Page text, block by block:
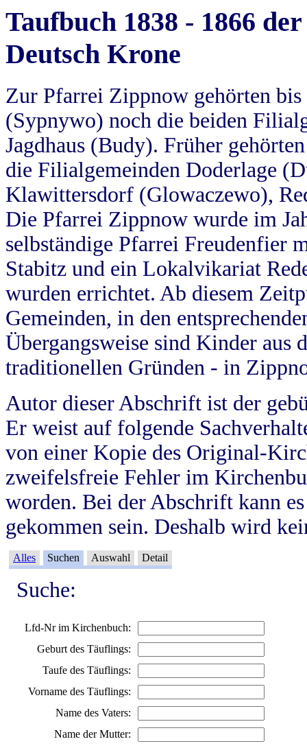
Taufbuch 1838 - 1866
Deutsch Krone
Zur Pfarrei Zippnow gehörten
(Sypnywo) noch die beiden
Jagdhaus (Budy). Früher
die Filialgemeinden Doderlage
Klawittersdorf (Glowaczewo),
Die Pfarrei Zippnow wurde im
selbständige Pfarrei Freudenfier
Stabitz und ein Lokalvikariat
wurden errichtet. Ab diesem
Gemeinden, in den
Übergangsweise sind Kinder aus
traditionellen Gründen - in
Autor dieser Abschrift ist der
Er weist auf folgende
von einer Kopie des Original-
zweifelsfreie Fehler im
worden. Bei der Abschrift kann
gekommen sein. Deshalb wird
Alles Suchen Auswahl Detail
Suche:
Lfd-Nr im Kirchenbuch:
Geburt des Täuflings:
Taufe des Täuflings:
Vorname des Täuflings:
Name des Vaters:
Name der Mutter: